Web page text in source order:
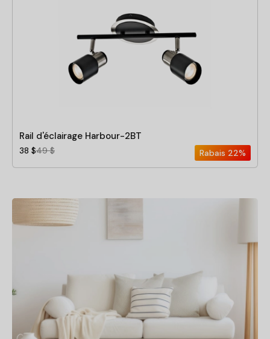
Rail d'éclairage Harbour-2BT
38 $49 $ Rabais 22%